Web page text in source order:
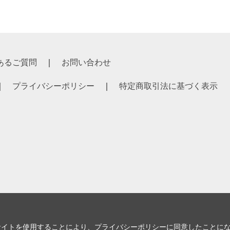
るご質問 お問い合わせ
プライバシーポリシー 特定商取引法に基づく表示
トを使用することにより、 プライバシーポリシーに同意したことに